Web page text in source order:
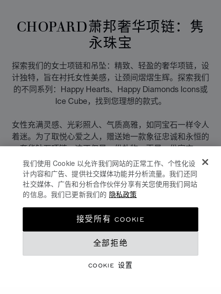
CHOPARD萧邦奢华项链：隽
永珠宝
探索我们的女士项链和吊坠：精致、轻盈的奢华项链，设
计独特，旨在衬托女性美感，让颈间熠熠生辉。探索我们
的不同系列：Happy Hearts、Happy Diamonds Icons或
Ice Cube，找到您理想的款式。
女性充满灵感、光彩照人、气质高雅，如同宝石一样令人
着迷。为了取悦心爱之人，赠送她一款象征忠诚和永恒的
奢华钻石项链。这不仅是一份礼物，更是一份宣言。
我们的奢华项链以独特的珠宝专业知识和对美好事物的无
限热情为设计理念，为佩戴者带来迷人光采。无论是黄
金、玫瑰金还是钻石，我们的奢华项链和吊坠都能为造型
增光添彩。无论是日常还是特殊场合，它们都能彰显每位
女性的美丽和个性。
在Chopard萧邦，我们将奢侈品的价值与人类和地球的福
祉联系在一起。因此，我们竭尽全力保护自然，帮助那些
需要帮助的人。通过我们的Happy Hearts奢华项链，我
我们使用 Cookie 以允许我们网站的正常工作、个性化设
计内容和广告、提供社交媒体功能并分析流量。我们还同
社交媒体、广告和分析合作伙伴分享有关您使用我们网站
的信息。我们已更新我们的 隐私政策
COOKIE 设置
全部拒绝
接受所有 COOKIE